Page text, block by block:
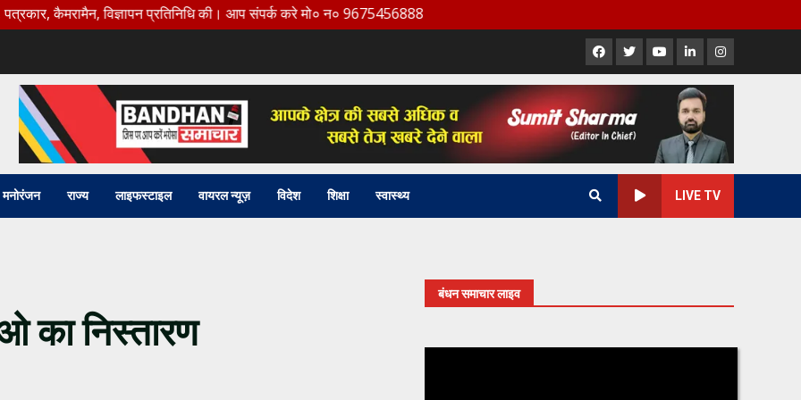
विज्ञापन प्रतिनिधि की। आप संपर्क करे मो० न० 9675456888
Facebook
X YoutubeLinkedInInstagram
मनोरंजन राज्य लाइफस्टाइल वायरल न्यूज़ विदेश शिक्षा स्वास्थ्य LIVE TV
का निस्तारण
बंधन समाचार लाइव